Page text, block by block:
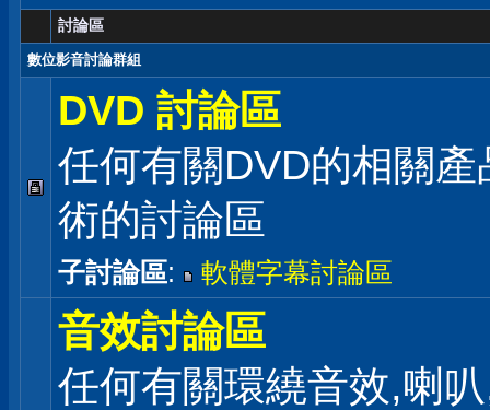
討論區
數位影音討論群組
DVD 討論區
任何有關DVD的相關
術的討論區
子討論區: 軟體字幕討論區
音效討論區
任何有關環繞音效,喇